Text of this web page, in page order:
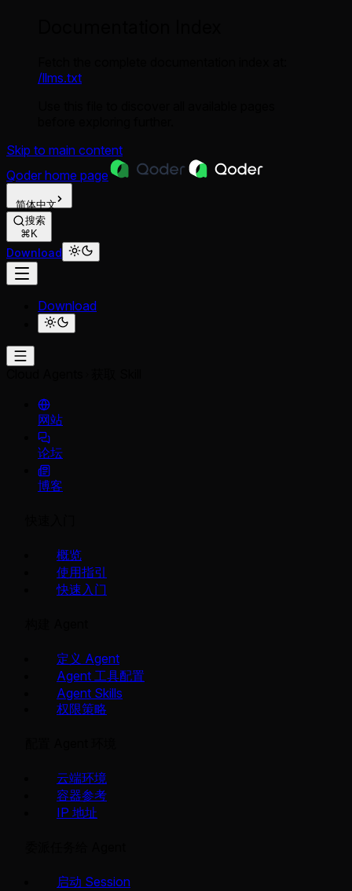
/llms.txt
Skip to main content
Qoder home page
简体中文
搜索
⌘K
Download
Download
网站
论坛
博客
概览
使用指引
快速入门
定义 Agent
Agent 工具配置
Agent Skills
权限策略
云端环境
容器参考
IP 地址
启动 Session